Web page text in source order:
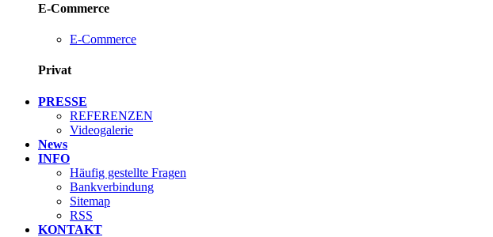
E-Commerce
E-Commerce
Privat
PRESSE
REFERENZEN
Videogalerie
News
INFO
Häufig gestellte Fragen
Bankverbindung
Sitemap
RSS
KONTAKT